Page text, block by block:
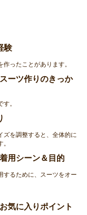
験
ったことがあります。
ーツ作りのきっか
。
ズを調整すると、全体的に
用シーン＆目的
するために、スーツをオー
気に入りポイント